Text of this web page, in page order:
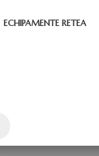
ECHIPAMENTE RETEA